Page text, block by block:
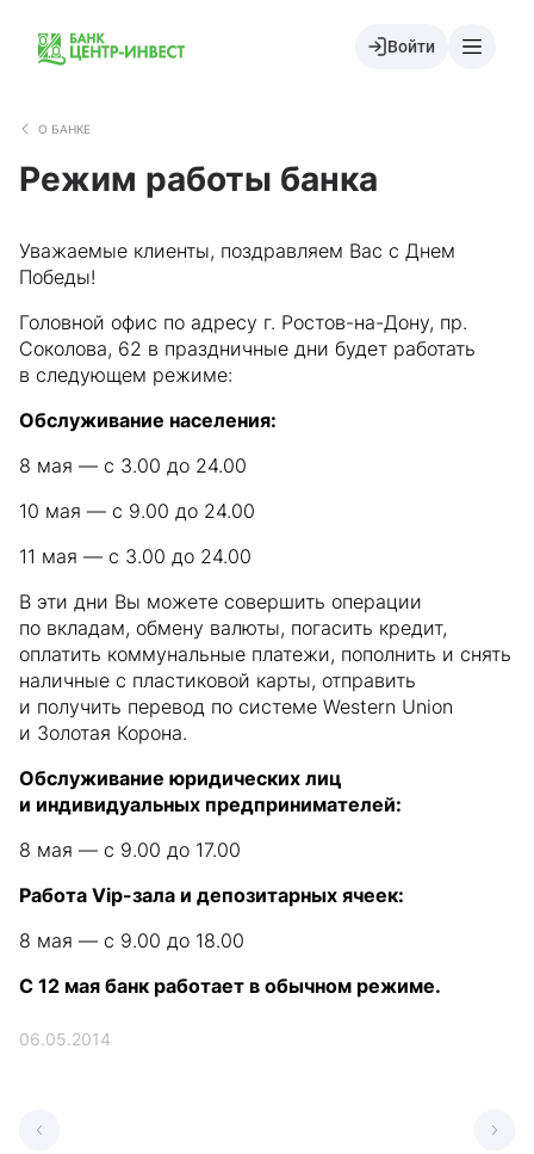
Войти
О БАНКЕ
Режим работы банка
Уважаемые клиенты, поздравляем Вас с Днем
Победы!
Головной офис по адресу г. Ростов-на-Дону, пр.
Соколова, 62 в праздничные дни будет работать
в следующем режиме:
Обслуживание населения:
8 мая — с 3.00 до 24.00
10 мая — с 9.00 до 24.00
11 мая — с 3.00 до 24.00
В эти дни Вы можете совершить операции
по вкладам, обмену валюты, погасить кредит,
оплатить коммунальные платежи, пополнить и снять
наличные с пластиковой карты, отправить
и получить перевод по системе Western Union
и Золотая Корона.
Обслуживание юридических лиц
и индивидуальных предпринимателей:
8 мая — с 9.00 до 17.00
Работа Vip-зала и депозитарных ячеек:
8 мая — с 9.00 до 18.00
С 12 мая банк работает в обычном режиме.
06.05.2014